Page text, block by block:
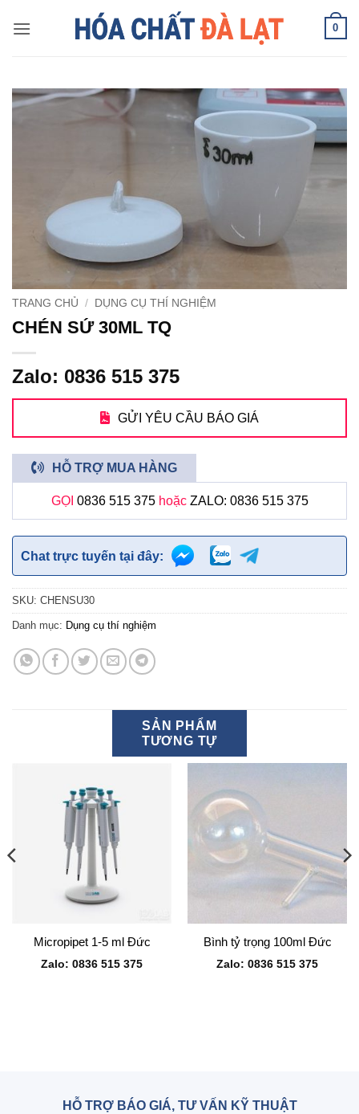
0
TRANG CHỦ / DỤNG CỤ THÍ NGHIỆM
CHÉN SỨ 30ML TQ
Zalo: 0836 515 375
GỬI YÊU CẦU BÁO GIÁ
HỖ TRỢ MUA HÀNG
GỌI 0836 515 375hoặc ZALO: 0836 515 375
Chat trực tuyến tại đây:
SKU: CHENSU30
Danh mục: Dụng cụ thí nghiệm
SẢN PHẨM
TƯƠNG TỰ
Micropipet 1-5 ml Đức
Zalo: 0836 515 375
Bình tỷ trọng 100ml Đức
Zalo: 0836 515 375
HỖ TRỢ BÁO GIÁ, TƯ VẤN KỸ THUẬT